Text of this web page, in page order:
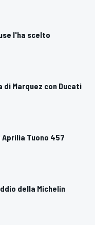
l'ha scelto
Marquez con Ducati
Tuono 457
della Michelin